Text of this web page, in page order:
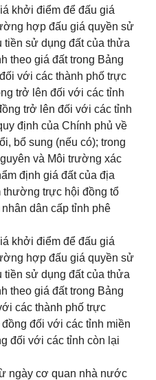
khởi điểm để đấu giá
hợp đấu giá quyền sử
tiền sử dụng đất của thửa
theo giá đất trong Bảng
với các thành phố trực
trở lên đối với các tỉnh
trở lên đối với các tỉnh
định của Chính phủ về
bổ sung (nếu có); trong
và Môi trường xác
định giá đất của địa
trực hội đồng tổ
dân cấp tỉnh phê
khởi điểm để đấu giá
hợp đấu giá quyền sử
tiền sử dụng đất của thửa
theo giá đất trong Bảng
các thành phố trực
đối với các tỉnh miền
đối với các tỉnh còn lại
ngày cơ quan nhà nước